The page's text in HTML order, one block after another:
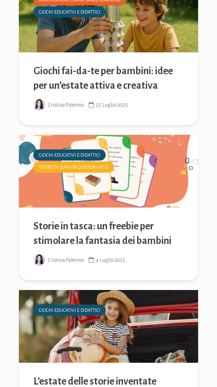
GIOCHI EDUCATIVI E DIDATTICI
Giochi fai-da-te per bambini: idee
per un’estate attiva e creativa
Cristina Palermo 25 Luglio 2025
GIOCHI EDUCATIVI E DIDATTICI
TEMPO DI QUALITÀ GENITORI-FIGLI
Storie in tasca: un freebie per
stimolare la fantasia dei bambini
Cristina Palermo 4 Luglio 2025
GIOCHI EDUCATIVI E DIDATTICI
L’estate delle storie inventate